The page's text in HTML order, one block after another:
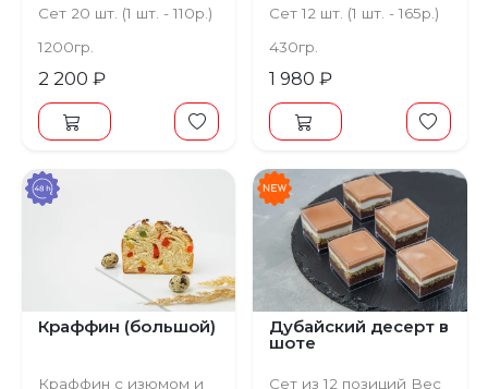
Сет 20 шт. (1 шт. - 110р.)
1200гр.
2 200 ₽
Сет 12 шт. (1 шт. - 165р.)
430гр.
1 980 ₽
Краффин (большой)
Краффин с изюмом и
Дубайский десерт в
шоте
Сет из 12 позиций Вес